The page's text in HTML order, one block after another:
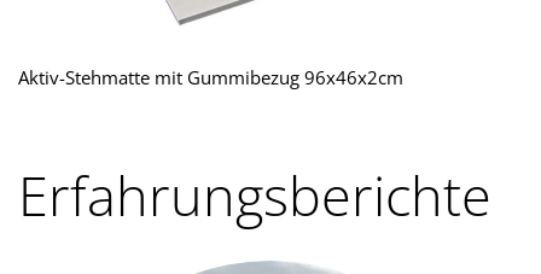
Aktiv-Stehmatte mit Gummibezug 96x46x2cm
Erfahrungsberichte